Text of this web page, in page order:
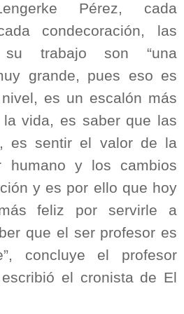
Pérez, cada
condecoración, las
su trabajo son “una
grande, pues eso es
es un escalón más
vida, es saber que las
es sentir el valor de la
humano y los cambios
y es por ello que hoy
feliz por servirle a
que el ser profesor es
concluye el profesor
escribió el cronista de El